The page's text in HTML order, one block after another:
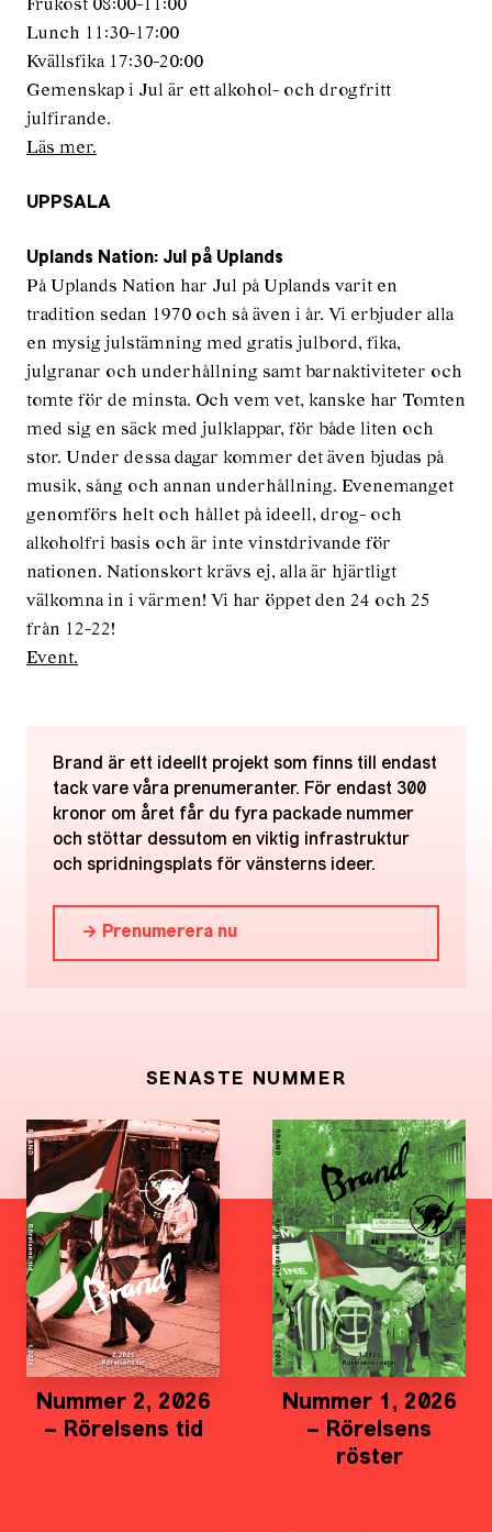
Frukost 08:00-11:00
Lunch 11:30-17:00
Kvällsfika 17:30-20:00
Gemenskap i Jul är ett alkohol- och drogfritt
julfirande.
Läs mer.
UPPSALA
Uplands Nation: Jul på Uplands
På Uplands Nation har Jul på Uplands varit en
tradition sedan 1970 och så även i år. Vi erbjuder alla
en mysig julstämning med gratis julbord, fika,
julgranar och underhållning samt barnaktiviteter och
tomte för de minsta. Och vem vet, kanske har Tomten
med sig en säck med julklappar, för både liten och
stor. Under dessa dagar kommer det även bjudas på
musik, sång och annan underhållning. Evenemanget
genomförs helt och hållet på ideell, drog- och
alkoholfri basis och är inte vinstdrivande för
nationen. Nationskort krävs ej, alla är hjärtligt
välkomna in i värmen! Vi har öppet den 24 och 25
från 12-22!
Event.
Brand är ett ideellt projekt som finns till endast
tack vare våra prenumeranter. För endast 300
kronor om året får du fyra packade nummer
och stöttar dessutom en viktig infrastruktur
och spridningsplats för vänsterns ideer.
→ Prenumerera nu
SENASTE NUMMER
Nummer 2, 2026
– Rörelsens tid
Nummer 1, 2026
– Rörelsens
röster